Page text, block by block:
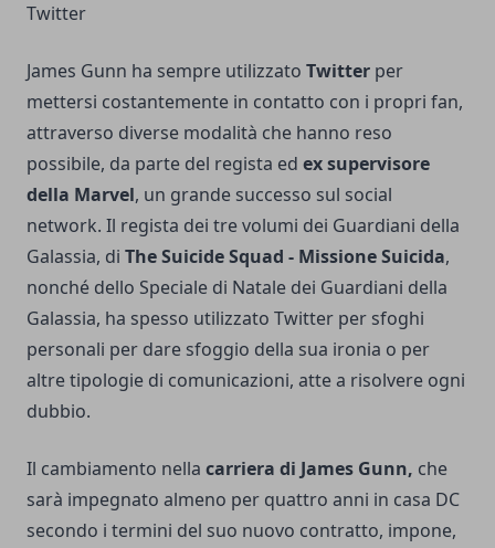
Twitter
James Gunn ha sempre utilizzato Twitter per
mettersi costantemente in contatto con i propri fan,
attraverso diverse modalità che hanno reso
possibile, da parte del regista ed ex supervisore
della Marvel, un grande successo sul social
network. Il regista dei tre volumi dei Guardiani della
Galassia, di The Suicide Squad - Missione Suicida,
nonché dello Speciale di Natale dei Guardiani della
Galassia, ha spesso utilizzato Twitter per sfoghi
personali per dare sfoggio della sua ironia o per
altre tipologie di comunicazioni, atte a risolvere ogni
dubbio.
Il cambiamento nella carriera di James Gunn, che
sarà impegnato almeno per quattro anni in casa DC
secondo i termini del suo nuovo contratto, impone,